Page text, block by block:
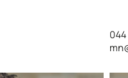
044